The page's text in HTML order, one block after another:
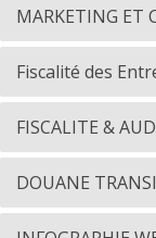
MARKETING ET
Fiscalité des
FISCALITE &
DOUANE